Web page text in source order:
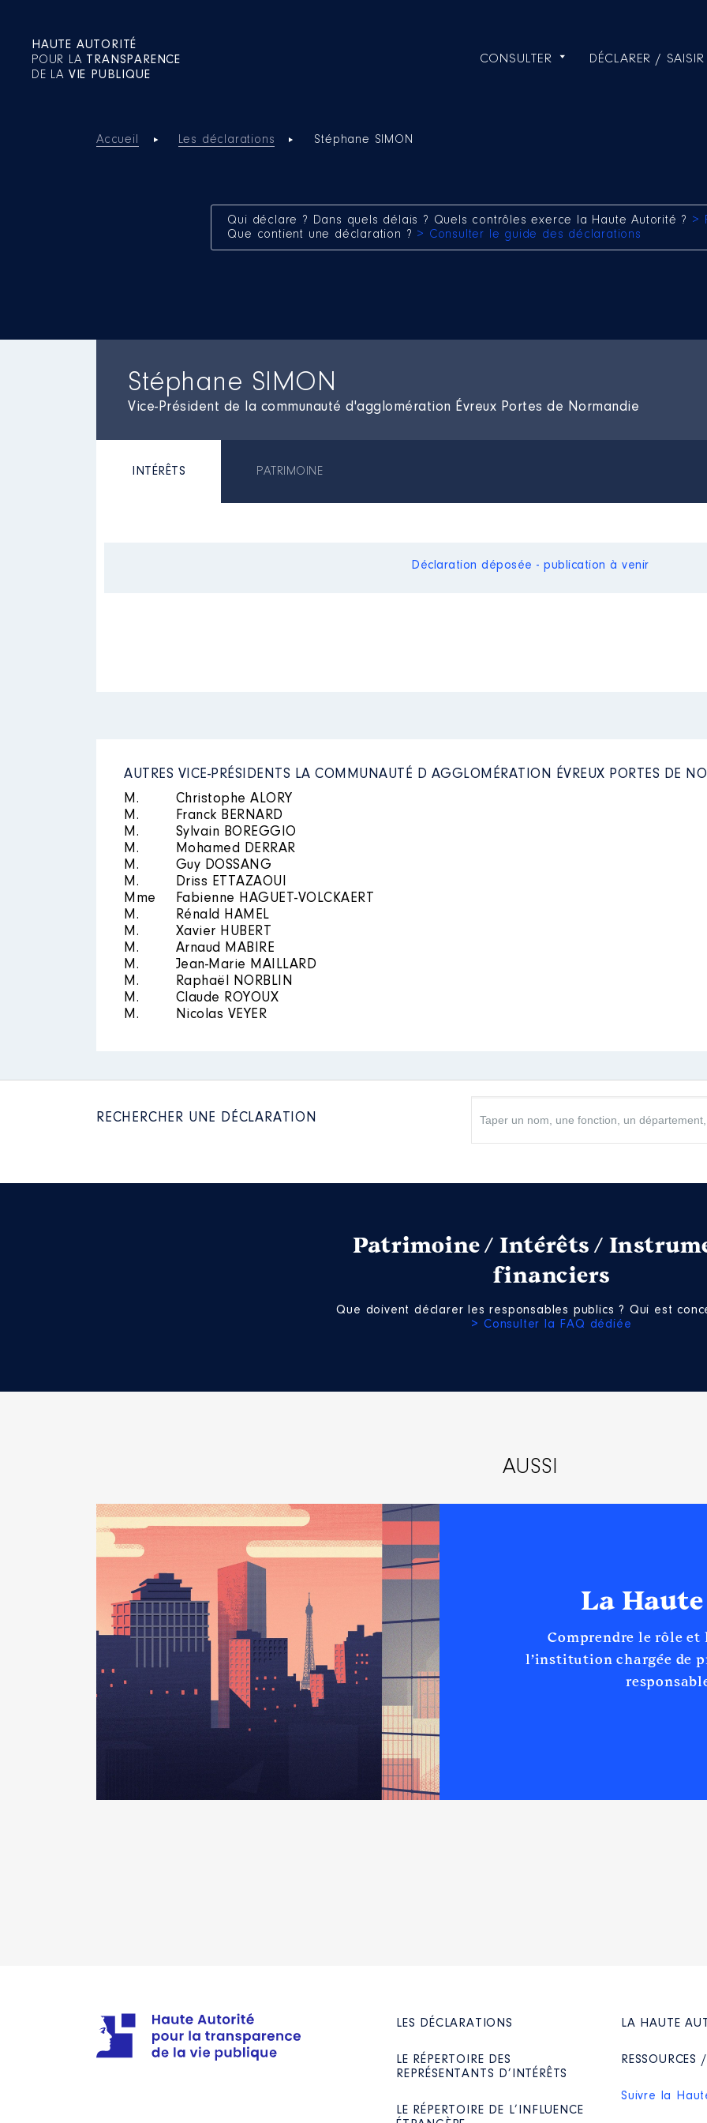
HAUTE AUTORITÉ
POUR LA TRANSPARENCE
DE LA VIE PUBLIQUE
CONSULTER DÉCLARER / SAISIR
Accueil Les déclarations Stéphane SIMON
Qui déclare ? Dans quels délais ? Quels contrôles exerce la Haute Autorité ? >
Que contient une déclaration ? > Consulter le guide des déclarations
Stéphane SIMON
Vice-Président de la communauté d'agglomération Évreux Portes de Normandie
INTÉRÊTS PATRIMOINE
Déclaration déposée - publication à venir
AUTRES VICE-PRÉSIDENTS LA COMMUNAUTÉ D AGGLOMÉRATION ÉVREUX PORTES DE
M.
Christophe ALORY
M.
Franck BERNARD
M.
Sylvain BOREGGIO
M.
Mohamed DERRAR
M.
Guy DOSSANG
M.
Driss ETTAZAOUI
Mme
Fabienne HAGUET-VOLCKAERT
M.
Rénald HAMEL
M.
Xavier HUBERT
M.
Arnaud MABIRE
M.
Jean-Marie MAILLARD
M.
Raphaël NORBLIN
M.
Claude ROYOUX
M.
Nicolas VEYER
RECHERCHER UNE DÉCLARATION
Patrimoine / Intérêts /
financiers
Que doivent déclarer les responsables publics ? Qui est
> Consulter la FAQ dédiée
AUSSI
La
Comprendre le rôle
l’institution chargée de
LES DÉCLARATIONS
LE RÉPERTOIRE DES
REPRÉSENTANTS D’INTÉRÊTS
LE RÉPERTOIRE DE L’INFLUENCE
LA HAUTE
RESSOURCES
Suivre la